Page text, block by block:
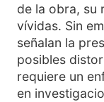
de la obra, su
vívidas. Sin
señalan la
posibles
requiere un
en